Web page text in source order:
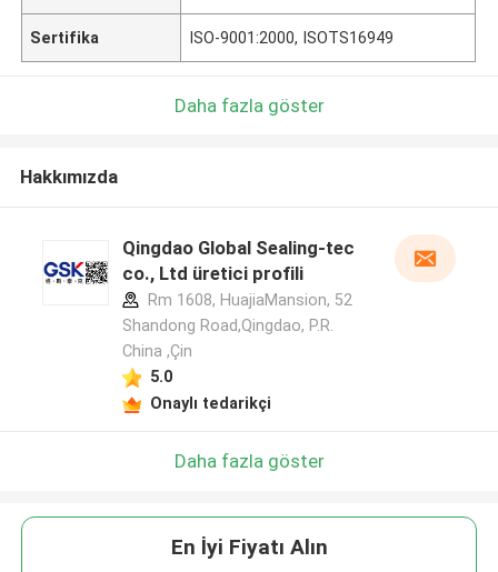
Sertifika ISO-9001:2000, ISOTS16949
Daha fazla göster
Hakkımızda
Qingdao Global Sealing-tec
co., Ltd üretici profili
Rm 1608, HuajiaMansion, 52
Shandong Road,Qingdao, P.R.
China ,Çin
5.0
Onaylı tedarikçi
Daha fazla göster
En İyi Fiyatı Alın